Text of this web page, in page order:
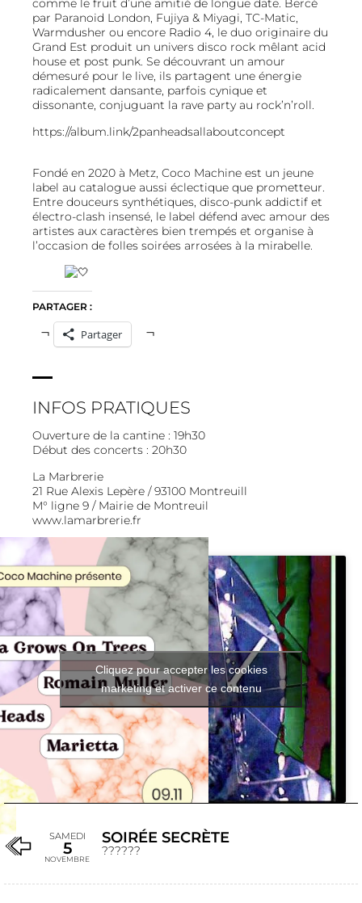
comme le fruit d’une amitié de longue date. Bercé
par Paranoid London, Fujiya & Miyagi, TC-Matic,
Warmdusher ou encore Radio 4, le duo originaire du
Grand Est produit un univers disco rock mêlant acid
house et post punk. Se découvrant un amour
démesuré pour le live, ils partagent une énergie
radicalement dansante, parfois cynique et
dissonante, conjuguant la rave party au rock’n’roll.
https://album.link/2panheadsallaboutconcept
Fondé en 2020 à Metz, Coco Machine est un jeune
label au catalogue aussi éclectique que prometteur.
Entre douceurs synthétiques, disco-punk addictif et
électro-clash insensé, le label défend avec amour des
artistes aux caractères bien trempés et organise à
l’occasion de folles soirées arrosées à la mirabelle.
PARTAGER :
Partager
INFOS PRATIQUES
Ouverture de la cantine : 19h30
Début des concerts : 20h30
La Marbrerie
21 Rue Alexis Lepère / 93100 Montreuill
M° ligne 9 / Mairie de Montreuil
www.lamarbrerie.fr
Cliquez pour accepter les cookies
marketing et activer ce contenu
SAMEDI
5
NOVEMBRE
SOIRÉE SECRÈTE
??????